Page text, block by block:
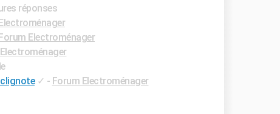
réponses
Electroménager
✓ - Forum Electroménager